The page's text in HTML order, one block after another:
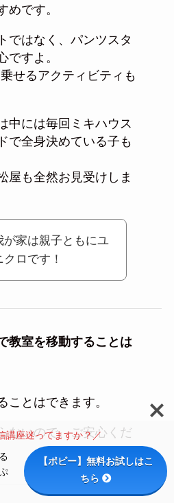
めです。
ではなく、パンツスタ
ですよ。
せるアクティビティも
中には毎回ミキハウス
で全身決めている子も
屋も全然お見受けしま
が家は親子ともにユ
クロです！
教室を移動することは
ことはできます。
ないので、ご安心くだ
講座迷ってますか？／
【ポピー】無料お試しはこ
ちら